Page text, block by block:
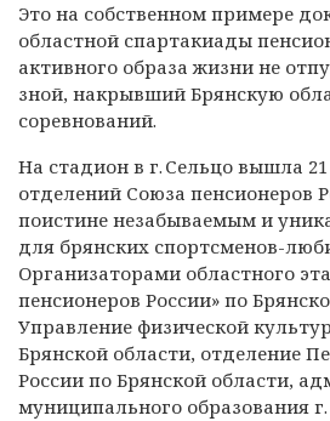
Это на собственном примере
областной спартакиады
активного образа жизни не
зной, накрывший Брянскую
соревнований.
На стадион в г. Сельцо вышла
отделений Союза пенсионеров
поистине незабываемым и
для брянских спортсменов-
Организаторами областного
пенсионеров России» по
Управление физической
Брянской области, отделение
России по Брянской области,
муниципального образования г.